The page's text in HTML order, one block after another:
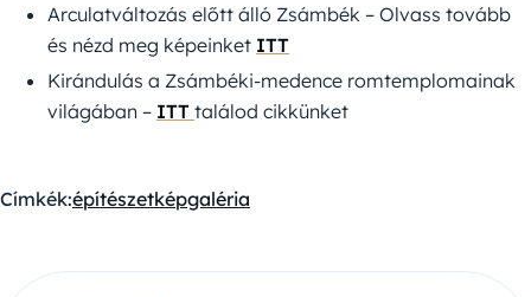
Arculatváltozás előtt álló Zsámbék – Olvass tovább
és nézd meg képeinket ITT
Kirándulás a Zsámbéki-medence romtemplomainak
világában – ITT találod cikkünket
Címkék:építészetképgaléria